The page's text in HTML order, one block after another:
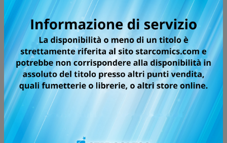
Sfoglia on line i
fumetti DARLING,
GIVE ME A BREAK!
Torna al catalogo Sfoglia online